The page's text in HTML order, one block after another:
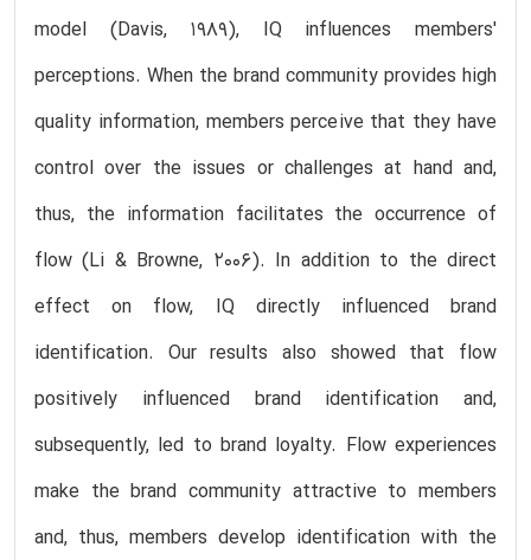
model (Davis, 1989), IQ influences members'
perceptions. When the brand community provides high
quality information, members perceive that they have
control over the issues or challenges at hand and,
thus, the information facilitates the occurrence of
flow (Li & Browne, 2006). In addition to the direct
effect on flow, IQ directly influenced brand
identification. Our results also showed that flow
positively influenced brand identification and,
subsequently, led to brand loyalty. Flow experiences
make the brand community attractive to members
and, thus, members develop identification with the